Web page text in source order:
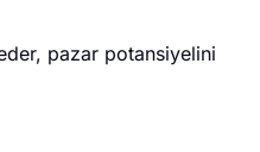
pazar potansiyelini